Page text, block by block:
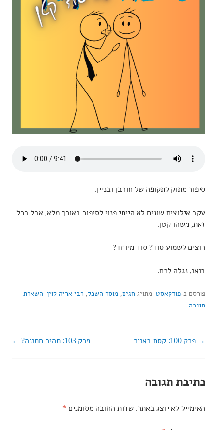
סיפור מתוק לתקופה של חורבן ובניין.
עקב אילוצים שונים לא הייתי פנוי לסיפור באורך מלא, אבל בכל
זאת, משהו קטן.
רוצים לשמוע סוד? סוד מיוחד?
בואו, נגלה לכם.
פורסם ב-פודקאסט מתויג חגים, מוסר השכל, רבי אריה לוין השארת
תגובה
ניווט
פרק 100: קסם באויר פרק 103: תהיה חתונה?
כתיבת תגובה
האימייל לא יוצג באתר. שדות החובה מסומנים *